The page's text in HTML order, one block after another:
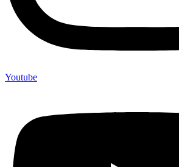
Youtube